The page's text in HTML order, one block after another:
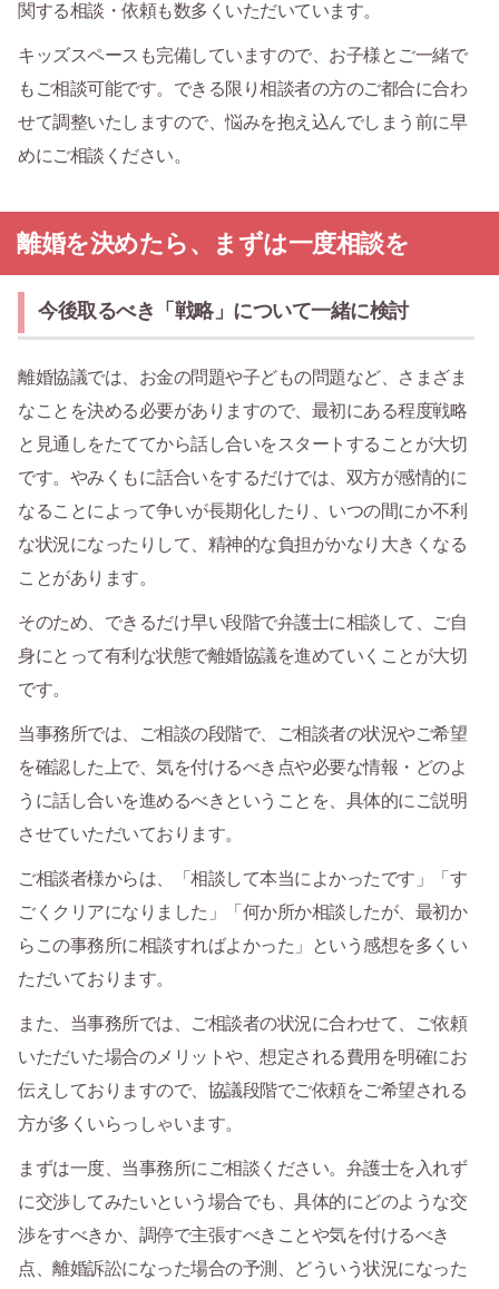
関する相談・依頼も数多くいただいています。
キッズスペースも完備していますので、お子様とご一緒で
もご相談可能です。できる限り相談者の方のご都合に合わ
せて調整いたしますので、悩みを抱え込んでしまう前に早
めにご相談ください。
離婚を決めたら、まずは一度相談を
今後取るべき「戦略」について一緒に検討
離婚協議では、お金の問題や子どもの問題など、さまざま
なことを決める必要がありますので、最初にある程度戦略
と見通しをたててから話し合いをスタートすることが大切
です。やみくもに話合いをするだけでは、双方が感情的に
なることによって争いが長期化したり、いつの間にか不利
な状況になったりして、精神的な負担がかなり大きくなる
ことがあります。
そのため、できるだけ早い段階で弁護士に相談して、ご自
身にとって有利な状態で離婚協議を進めていくことが大切
です。
当事務所では、ご相談の段階で、ご相談者の状況やご希望
を確認した上で、気を付けるべき点や必要な情報・どのよ
うに話し合いを進めるべきということを、具体的にご説明
させていただいております。
ご相談者様からは、「相談して本当によかったです」「す
ごくクリアになりました」「何か所か相談したが、最初か
らこの事務所に相談すればよかった」という感想を多くい
ただいております。
また、当事務所では、ご相談者の状況に合わせて、ご依頼
いただいた場合のメリットや、想定される費用を明確にお
伝えしておりますので、協議段階でご依頼をご希望される
方が多くいらっしゃいます。
まずは一度、当事務所にご相談ください。弁護士を入れず
に交渉してみたいという場合でも、具体的にどのような交
渉をすべきか、調停で主張すべきことや気を付けるべき
点、離婚訴訟になった場合の予測、どういう状況になった